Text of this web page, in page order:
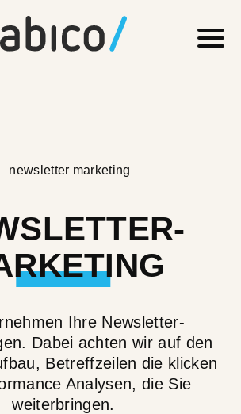
Ihre Newsletter-
Dabei achten wir auf den
Betreffzeilen die klicken
Analysen, die Sie
weiterbringen.